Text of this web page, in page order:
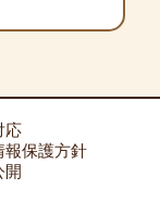
応
報保護方針
開